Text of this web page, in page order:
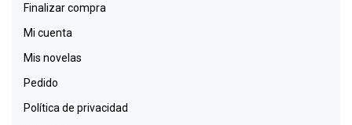
Finalizar compra
Mi cuenta
Mis novelas
Pedido
Política de privacidad